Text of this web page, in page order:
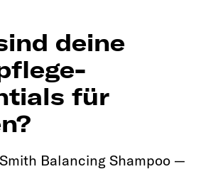
deine
für
Balancing Shampoo —